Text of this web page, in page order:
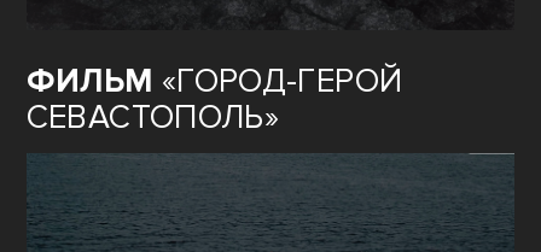
ФИЛЬМ «ГОРОД-ГЕРОЙ
СЕВАСТОПОЛЬ»